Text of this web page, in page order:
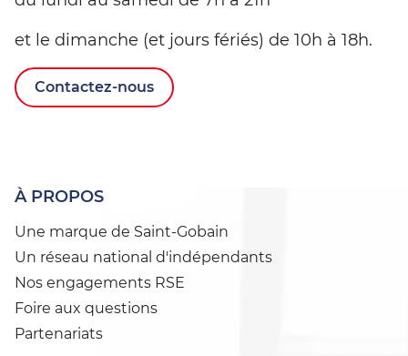
et le dimanche (et jours fériés) de 10h à 18h.
Contactez-nous
À PROPOS
Une marque de Saint-Gobain
Un réseau national d'indépendants
Nos engagements RSE
Foire aux questions
Partenariats